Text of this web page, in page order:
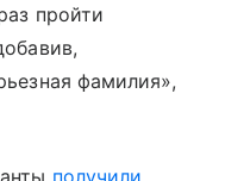
пройти
фамилия»,
получили